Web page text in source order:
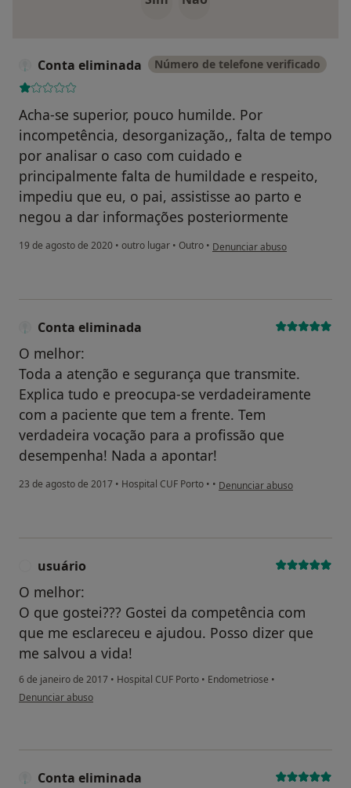
Conta eliminada Número de telefone verificado
Acha-se superior, pouco humilde. Por
incompetência, desorganização,, falta de tempo
por analisar o caso com cuidado e
principalmente falta de humildade e respeito,
impediu que eu, o pai, assistisse ao parto e
negou a dar informações posteriormente
19 de agosto de 2020 • outro lugar • Outro • na opinião do utilizador Conta
Denunciar abuso
Conta eliminada
O melhor:
Toda a atenção e segurança que transmite.
Explica tudo e preocupa-se verdadeiramente
com a paciente que tem a frente. Tem
verdadeira vocação para a profissão que
desempenha! Nada a apontar!
23 de agosto de 2017 • Hospital CUF Porto • • na opinião do utilizador
Denunciar abuso
usuário
O melhor:
O que gostei??? Gostei da competência com
que me esclareceu e ajudou. Posso dizer que
me salvou a vida!
6 de janeiro de 2017 • Hospital CUF Porto • Endometriose •
na opinião do utilizador usuário
Denunciar abuso
Conta eliminada